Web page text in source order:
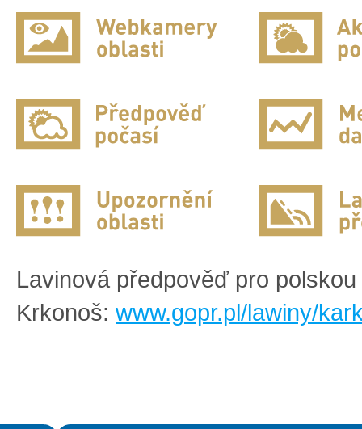
Lavinová předpověď pro
Krkonoš: www.gopr.pl/lawiny/